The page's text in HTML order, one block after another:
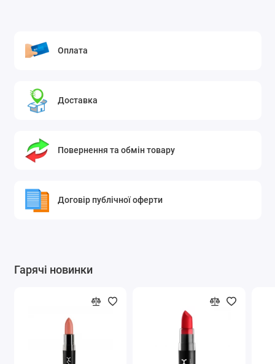
Оплата
Доставка
Повернення та обмін товару
Договір публічної оферти
Гарячі новинки